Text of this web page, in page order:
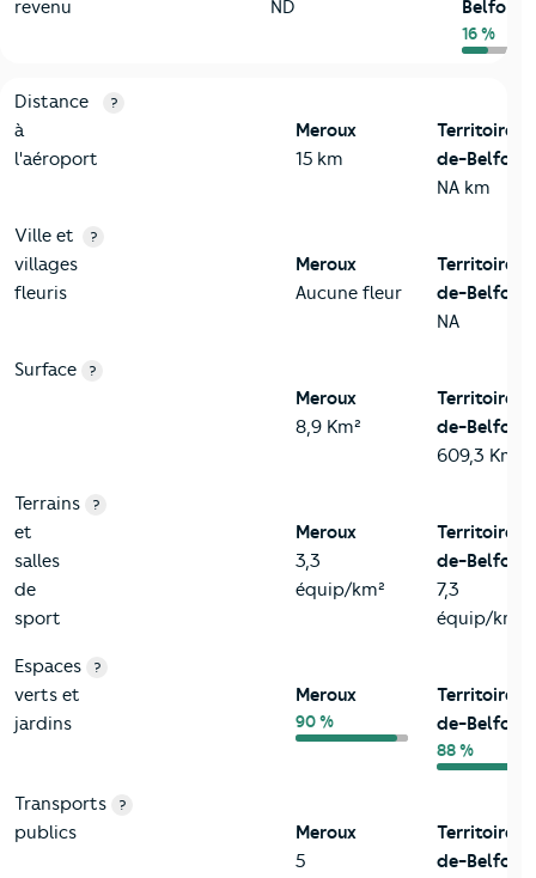
revenu
ND
Belfort
16 %
3-Environnement
Critères Meroux
Distance
à
l'aéroport
?
Meroux
15 km
Territoire-
de-Belfort
NA km
Ville et
villages
fleuris
?
Meroux
Aucune fleur
Territoire-
de-Belfort
NA
Surface ?
Meroux
8,9 Km²
Territoire-
de-Belfort
609,3 Km²
Terrains
et
salles
de
sport
?
Meroux
3,3
équip/km²
Territoire-
de-Belfort
7,3
équip/km²
Espaces
verts et
jardins
?
Meroux
90 %
Territoire-
de-Belfort
88 %
Transports
publics
?
Meroux
5
Territoire-
de-Belfort